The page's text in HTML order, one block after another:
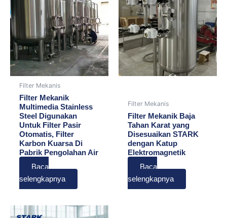
Filter Mekanis
Filter Mekanik
Multimedia Stainless
Steel Digunakan
Untuk Filter Pasir
Otomatis, Filter
Karbon Kuarsa Di
Pabrik Pengolahan Air
Baca
selengkapnya
Filter Mekanis
Filter Mekanik Baja
Tahan Karat yang
Disesuaikan STARK
dengan Katup
Elektromagnetik
Baca
selengkapnya